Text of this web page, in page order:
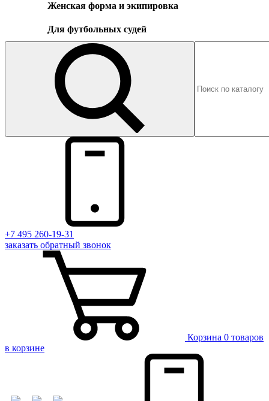
Женская форма и экипировка
Для футбольных судей
+7 495 260-19-31
заказать обратный звонок
Корзина 0 товаров
в корзине